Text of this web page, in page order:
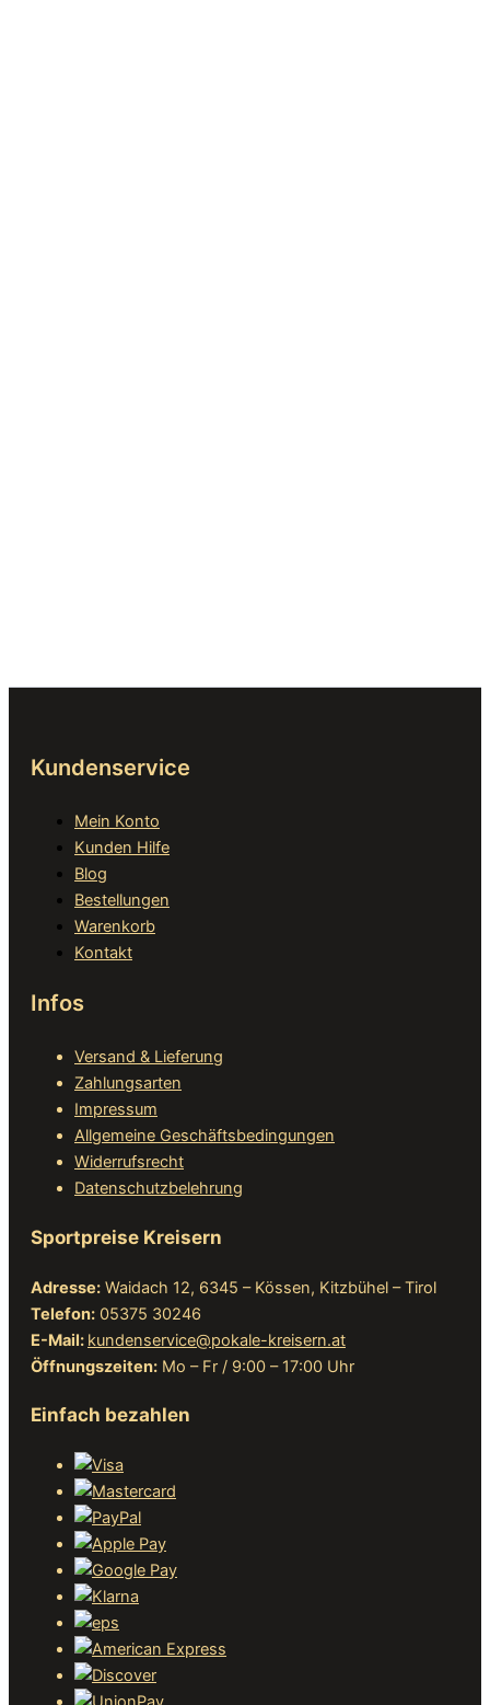
Kundenservice
Mein Konto
Kunden Hilfe
Blog
Bestellungen
Warenkorb
Kontakt
Infos
Versand & Lieferung
Zahlungsarten
Impressum
Allgemeine Geschäftsbedingungen
Widerrufsrecht
Datenschutzbelehrung
Sportpreise Kreisern
Adresse: Waidach 12, 6345 – Kössen, Kitzbühel – Tirol
Telefon: 05375 30246
E-Mail: kundenservice@pokale-kreisern.at
Öffnungszeiten: Mo – Fr / 9:00 – 17:00 Uhr
Einfach bezahlen